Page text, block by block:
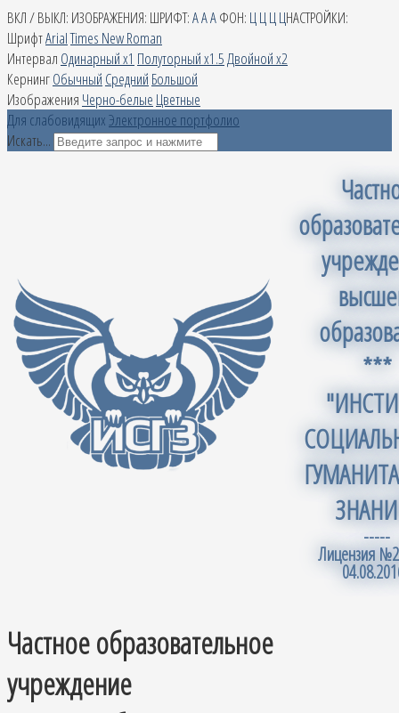
ВКЛ / ВЫКЛ: ИЗОБРАЖЕНИЯ: ШРИФТ:AAAФОН: ЦЦЦЦНАСТРОЙКИ:
ШрифтArialTimes New Roman
Интервал Одинарный х1 Полуторный х1.5Двойной х2
КернингОбычный Средний Большой
Изображения Черно-белые Цветные
Для слабовидящихЭлектронное портфолио
Искать...
***
-----
Лицензия
Частное образовательное
учреждение